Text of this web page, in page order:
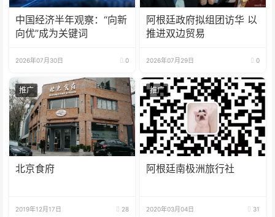
中国经济半年观察：“向新
向优”成为关键词
2026年07月30日 0
阿根廷政府拟组团访华 以
推进双边贸易
2026年07月29日 0
推广
北京食府
2019年12月17日 28
推广
阿根廷南极洲旅行社
2020年03月04日 31